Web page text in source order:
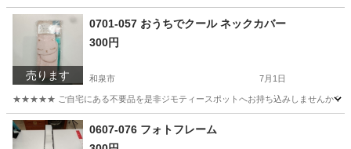
大阪 和泉市 リユース
売ります
0701-057 おうちでクール ネックカバー
300円
和泉市 7月1日
★★★★★ ご自宅にある不要品を是非ジモティースポットへお持ち込みしませんか？
大阪 和泉市 ファブリック、カバー 現地
0607-076 フォトフレーム